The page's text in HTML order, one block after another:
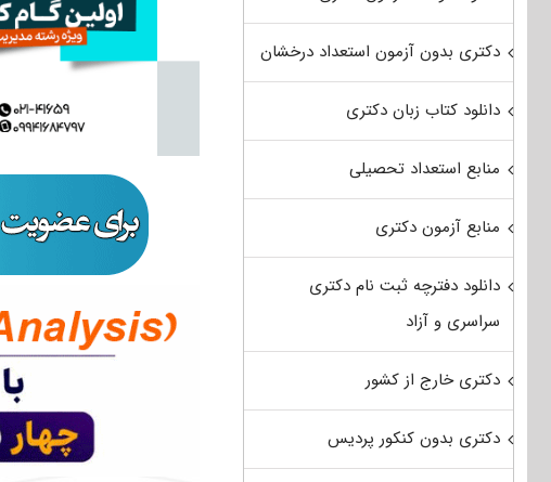
دکتری بدون آزمون استعداد درخشان
دانلود کتاب زبان دکتری
منابع استعداد تحصیلی
منابع آزمون دکتری
دانلود دفترچه ثبت نام دکتری
سراسری و آزاد
دکتری خارج از کشور
دکتری بدون کنکور پردیس